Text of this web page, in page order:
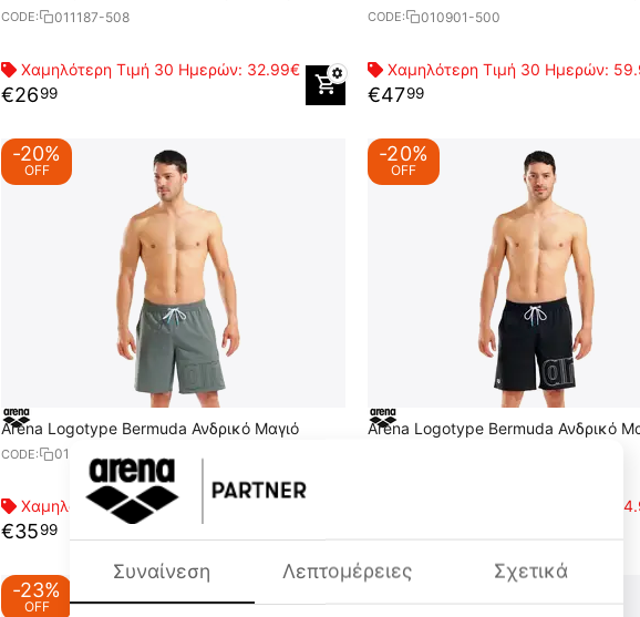
CODE: 011187-508
Χαμηλότερη Τιμή 30 Ημερών: 32.99€
€2699
Μαγιό
CODE: 010901-500
Χαμηλότερη Τιμή 30 Ημερών:
€4799
-20%
OFF
Arena Logotype Bermuda Ανδρικό Μαγιό
CODE: 010896-600
Χαμηλότερη Τιμή 30 Ημερών:
€3599
-20%
OFF
Arena Logotype Bermuda Ανδρικό
-23%
OFF
Συναίνεση Λεπτομέρειες Σχετικά